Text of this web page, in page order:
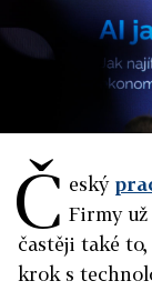
Č eský
Firmy
častěji také
krok s